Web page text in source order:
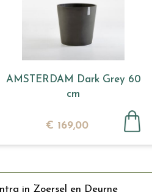
AMSTERDAM Dark Grey 60
cm
€ 169,00
in Zoersel en Deurne